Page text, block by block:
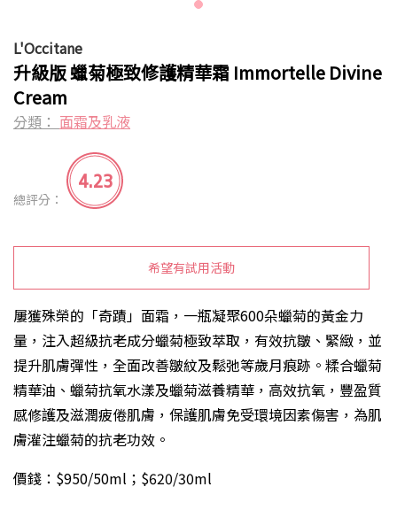
L'Occitane
升級版 蠟菊極致修護精華霜 Immortelle Divine
Cream
分類： 面霜及乳液
總評分：
4.23
希望有試用活動
屢獲殊榮的「奇蹟」面霜，一瓶凝聚600朵蠟菊的黃金力
量，注入超級抗老成分蠟菊極致萃取，有效抗皺、緊緻，並
提升肌膚彈性，全面改善皺紋及鬆弛等歲月痕跡。糅合蠟菊
精華油、蠟菊抗氧水漾及蠟菊滋養精華，高效抗氧，豐盈質
感修護及滋潤疲倦肌膚，保護肌膚免受環境因素傷害，為肌
膚灌注蠟菊的抗老功效。
價錢：$950/50ml；$620/30ml